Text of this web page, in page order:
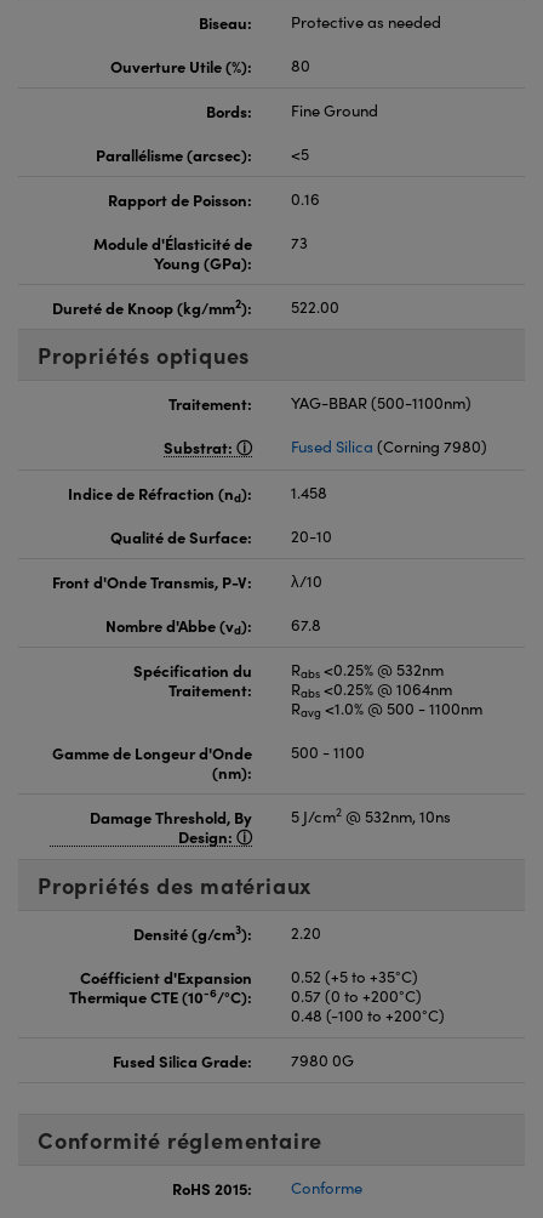
Biseau:
Protective as needed
Ouverture Utile (%):
80
Bords:
Fine Ground
Parallélisme (arcsec):
<5
Rapport de Poisson:
0.16
Module d'Élasticité de
Young (GPa):
73
Dureté de Knoop (kg/mm2): 522.00
Propriétés optiques
Traitement:
YAG-BBAR (500-1100nm)
Substrat:
Fused Silica (Corning 7980)
Indice de Réfraction (nd):
1.458
Qualité de Surface:
20-10
Front d'Onde Transmis, P-V:
λ/10
Nombre d'Abbe (vd): 67.8
Spécification du
Traitement:
Rabs <0.25% @ 532nm
Rabs <0.25% @ 1064nm
Ravg <1.0% @ 500 - 1100nm
Gamme de Longeur d'Onde
(nm):
500 - 1100
Damage Threshold, By
Design:
5 J/cm2 @ 532nm, 10ns
Propriétés des matériaux
Densité (g/cm3):
2.20
Coéfficient d'Expansion
Thermique CTE (10-6/°C):
0.52 (+5 to +35°C)
0.57 (0 to +200°C)
0.48 (-100 to +200°C)
Fused Silica Grade: 7980 0G
Conformité réglementaire
RoHS 2015:
Conforme